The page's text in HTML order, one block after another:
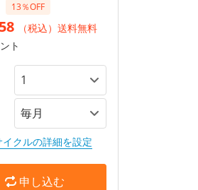
13％OFF
（税込）送料無料
ト
イクルの詳細を設定
申し込む